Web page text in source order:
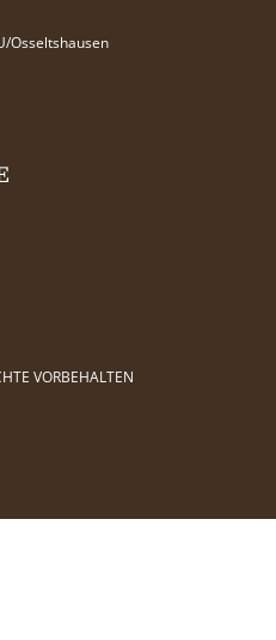
Osseltshausen
VORBEHALTEN